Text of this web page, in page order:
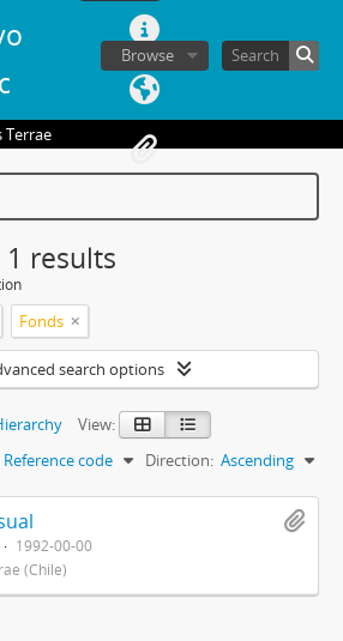
Browse
Terrae
results
Fonds
search options
View:
Reference code Direction: Ascending
1992-00-00
(Chile)